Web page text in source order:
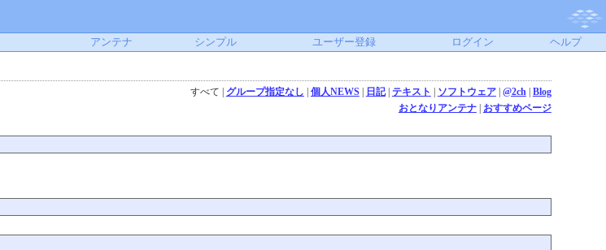
アンテナ シンプル ユーザー登録 ログイン ヘルプ
すべて
グループ指定なし 個人NEWS| 日記| テキスト ソフトウェア| @2ch| Blog
おとなりアンテナ| おすすめページ